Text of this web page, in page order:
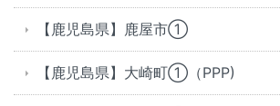
【鹿児島県】鹿屋市①
【鹿児島県】大崎町①（PPP)